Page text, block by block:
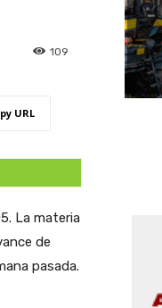
109
URL
La materia
de
pasada.